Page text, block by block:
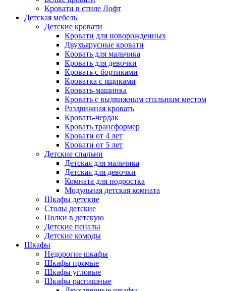
Кровати в стиле Лофт
Детская мебель
Детские кровати
Кровати для новорожденных
Двухъярусные кровати
Кровать для мальчика
Кровать для девочки
Кровать с бортиками
Кроватка с ящиками
Кровать-машинка
Кровать с выдвижным спальным местом
Раздвижная кровать
Кровать-чердак
Кровать трансформер
Кровати от 4 лет
Кровати от 5 лет
Детские спальни
Детская для мальчика
Детская для девочки
Комната для подростка
Модульная детская комната
Шкафы детские
Столы детские
Полки в детскую
Детские пеналы
Детские комоды
Шкафы
Недорогие шкафы
Шкафы прямые
Шкафы угловые
Шкафы распашные